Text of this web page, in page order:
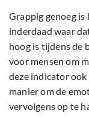
Grappig genoeg is
inderdaad waar
hoog is tijdens de
voor mensen om
deze indicator ook
manier om de
vervolgens op te